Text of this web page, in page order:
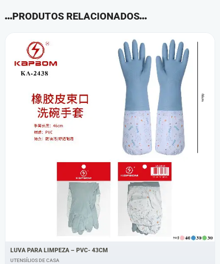
PRODUTOS RELACIONADOS
LUVA PARA LIMPEZA – PVC- 43CM
UTENSÍLIOS DE CASA